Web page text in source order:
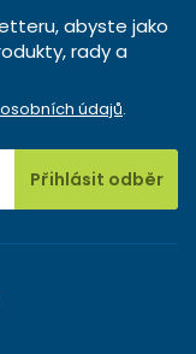
abyste jako
rady a
údajů.
Přihlásit odběr